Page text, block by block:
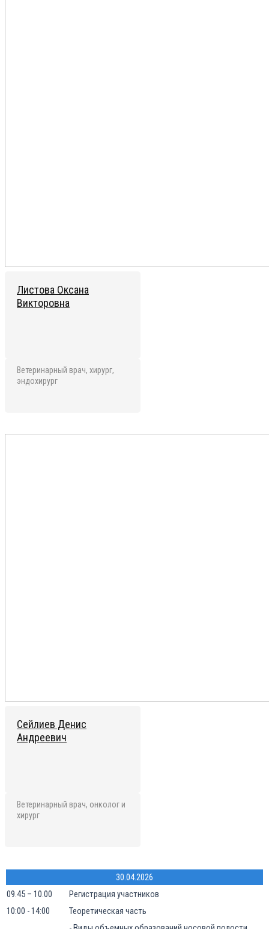
Листова Оксана
Викторовна
Ветеринарный врач, хирург,
эндохирург
Сейлиев Денис
Андреевич
Ветеринарный врач, онколог и
хирург
30.04.2026
09.45 – 10.00
Регистрация участников
10:00 - 14:00
Теоретическая часть